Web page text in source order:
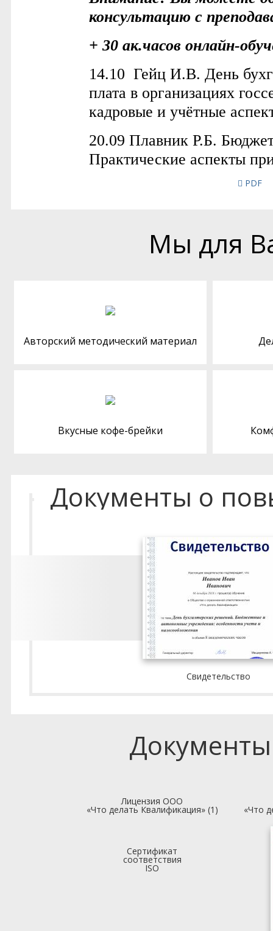
PDF
Мы для
Авторский методический материал
Вкусные кофе-брейки
Документы о
Свидетельство
Лицензия ООО
«Что делать Квалификация» (1) «Что
Сертификат
соответствия
ISO